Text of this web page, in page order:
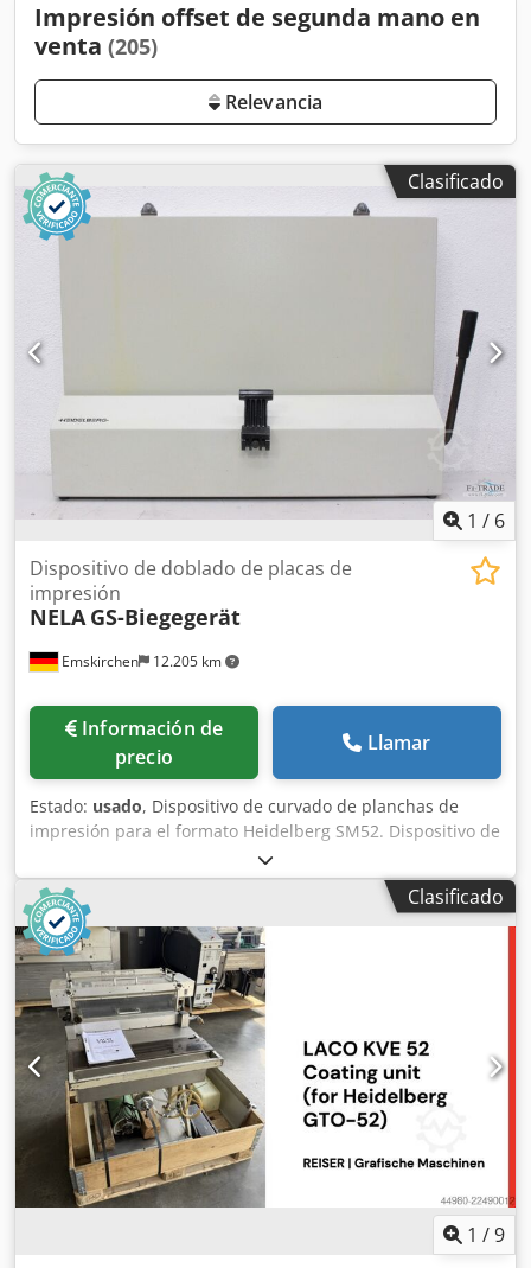
Impresión offset de segunda mano en
venta (205)
Relevancia
Clasificado
1 / 6
Emskirchen 12.205 km
Dispositivo de doblado de placas de
impresión
NELA GS-Biegegerät
Información de
precio
Llamar
Estado: usado, Dispositivo de curvado de planchas de
impresión para el formato Heidelberg SM52. Dispositivo de
curvado de planchas de impresión - NELA GS. Chjdpfszr N
Tusx Afdea Año de fabricación: 1997 - Número de serie:
1144/41 Dispositivo de curvado de planchas de impresión
para el formato Heidelberg SM52. Inspección en vídeo en
línea a través de WhatsApp, MS Zoom o Telegram. En stock
en Emskirchen/Núremberg - Disponible inmediatamente -
Se puede probar.
Clasificado
1 /9